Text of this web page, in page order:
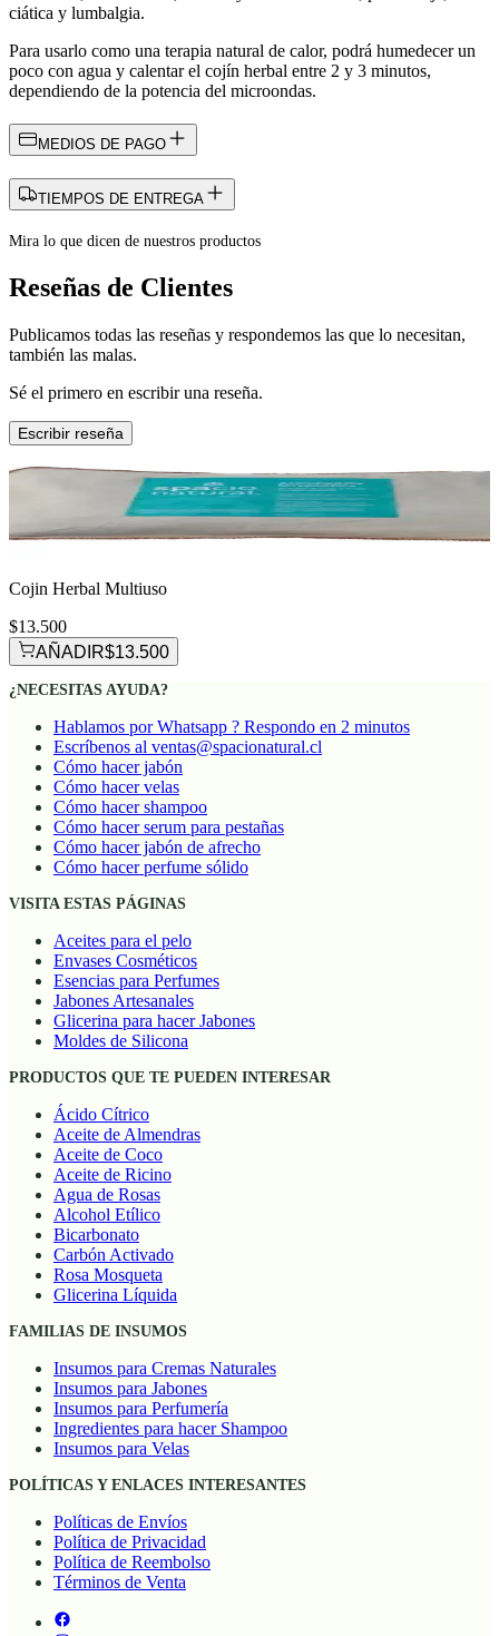
ciática y lumbalgia.
Para usarlo como una terapia natural de calor, podrá humedecer un
poco con agua y calentar el cojín herbal entre 2 y 3 minutos,
dependiendo de la potencia del microondas.
MEDIOS DE PAGO
TIEMPOS DE ENTREGA
Mira lo que dicen de nuestros productos
Reseñas de Clientes
Publicamos todas las reseñas y respondemos las que lo necesitan,
también las malas.
Sé el primero en escribir una reseña.
Escribir reseña
Cojin Herbal Multiuso
$13.500
AÑADIR$13.500
¿NECESITAS AYUDA?
Hablamos por Whatsapp ? Respondo en 2 minutos
Escríbenos al ventas@spacionatural.cl
Cómo hacer jabón
Cómo hacer velas
Cómo hacer shampoo
Cómo hacer serum para pestañas
Cómo hacer jabón de afrecho
Cómo hacer perfume sólido
VISITA ESTAS PÁGINAS
Aceites para el pelo
Envases Cosméticos
Esencias para Perfumes
Jabones Artesanales
Glicerina para hacer Jabones
Moldes de Silicona
PRODUCTOS QUE TE PUEDEN INTERESAR
Ácido Cítrico
Aceite de Almendras
Aceite de Coco
Aceite de Ricino
Agua de Rosas
Alcohol Etílico
Bicarbonato
Carbón Activado
Rosa Mosqueta
Glicerina Líquida
FAMILIAS DE INSUMOS
Insumos para Cremas Naturales
Insumos para Jabones
Insumos para Perfumería
Ingredientes para hacer Shampoo
Insumos para Velas
POLÍTICAS Y ENLACES INTERESANTES
Políticas de Envíos
Política de Privacidad
Política de Reembolso
Términos de Venta